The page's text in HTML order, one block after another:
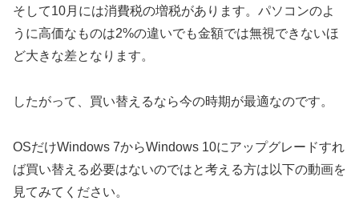
そして10月には消費税の増税があります。パソコンのよ
うに高価なものは2%の違いでも金額では無視できないほ
ど大きな差となります。
したがって、買い替えるなら今の時期が最適なのです。
OSだけWindows 7からWindows 10にアップグレードすれ
ば買い替える必要はないのではと考える方は以下の動画を
見てみてください。